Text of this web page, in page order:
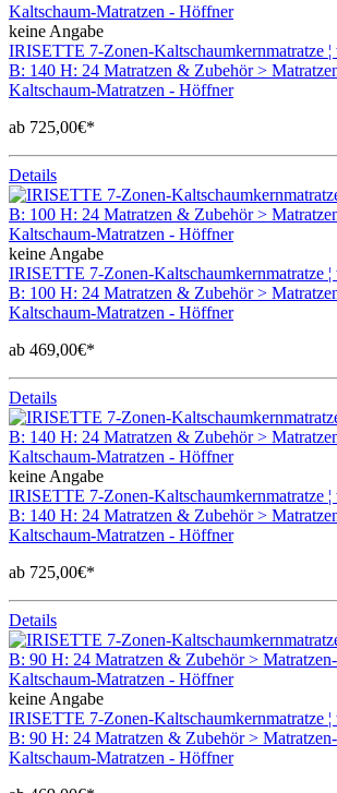
keine Angabe
IRISETTE 7-Zonen-Kaltschaumkernmatratze ¦
B: 140 H: 24 Matratzen & Zubehör >
Kaltschaum-Matratzen - Höffner
ab 725,00€*
Details
keine Angabe
IRISETTE 7-Zonen-Kaltschaumkernmatratze ¦
B: 100 H: 24 Matratzen & Zubehör >
Kaltschaum-Matratzen - Höffner
ab 469,00€*
Details
keine Angabe
IRISETTE 7-Zonen-Kaltschaumkernmatratze ¦
B: 140 H: 24 Matratzen & Zubehör >
Kaltschaum-Matratzen - Höffner
ab 725,00€*
Details
keine Angabe
IRISETTE 7-Zonen-Kaltschaumkernmatratze ¦
B: 90 H: 24 Matratzen & Zubehör >
Kaltschaum-Matratzen - Höffner